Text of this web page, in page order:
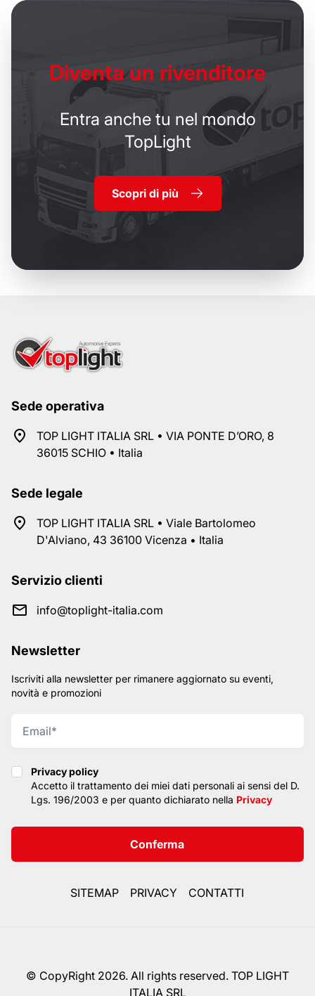
Diventa un rivenditore
Entra anche tu nel mondo
TopLight
Scopri di più
Sede operativa
TOP LIGHT ITALIA SRL • VIA PONTE D’ORO, 8
36015 SCHIO • Italia
Sede legale
TOP LIGHT ITALIA SRL • Viale Bartolomeo
D'Alviano, 43 36100 Vicenza • Italia
Servizio clienti
info@toplight-italia.com
Newsletter
Iscriviti alla newsletter per rimanere aggiornato su eventi,
novità e promozioni
Privacy policy
Privacy policy
Accetto il trattamento dei miei dati personali ai sensi del D.
Lgs. 196/2003 e per quanto dichiarato nella Privacy
Conferma
SITEMAP PRIVACY CONTATTI
© CopyRight 2026. All rights reserved. TOP LIGHT
ITALIA SRL